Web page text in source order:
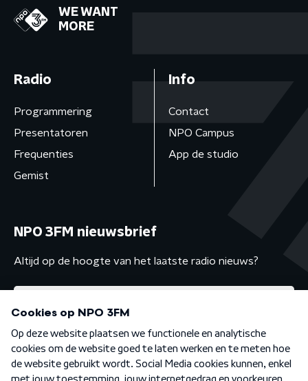
WE WANT
MORE
Radio
Programmering
Presentatoren
Frequenties
Gemist
Info
Contact
NPO Campus
App de studio
NPO 3FM nieuwsbrief
Altijd op de hoogte van het laatste radio nieuws?
Algemene voorwaarden Privacybeleid